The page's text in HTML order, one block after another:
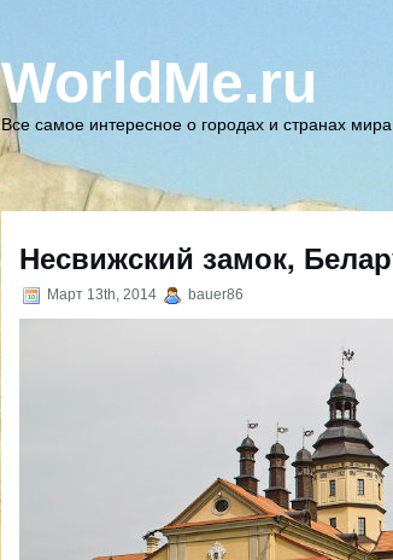
WorldMe.ru
Все самое интересное о городах и странах мира
Несвижский замок,
Март 13th, 2014 bauer86